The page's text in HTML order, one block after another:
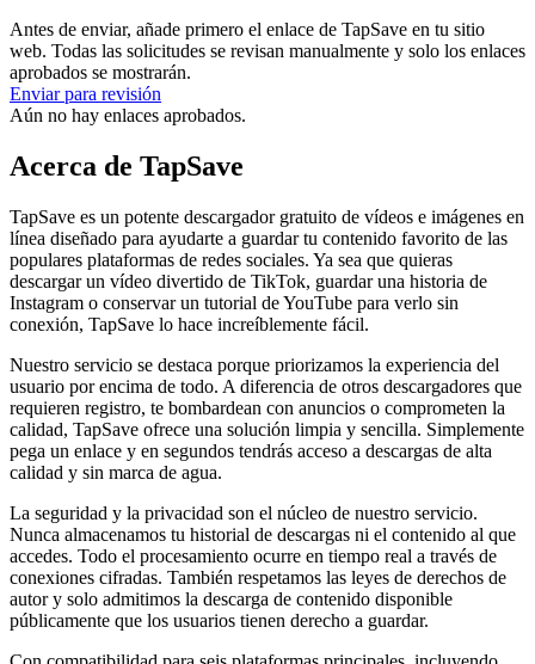
Antes de enviar, añade primero el enlace de TapSave en tu sitio
web. Todas las solicitudes se revisan manualmente y solo los enlaces
aprobados se mostrarán.
Enviar para revisión
Aún no hay enlaces aprobados.
Acerca de TapSave
TapSave es un potente descargador gratuito de vídeos e imágenes en
línea diseñado para ayudarte a guardar tu contenido favorito de las
populares plataformas de redes sociales. Ya sea que quieras
descargar un vídeo divertido de TikTok, guardar una historia de
Instagram o conservar un tutorial de YouTube para verlo sin
conexión, TapSave lo hace increíblemente fácil.
Nuestro servicio se destaca porque priorizamos la experiencia del
usuario por encima de todo. A diferencia de otros descargadores que
requieren registro, te bombardean con anuncios o comprometen la
calidad, TapSave ofrece una solución limpia y sencilla. Simplemente
pega un enlace y en segundos tendrás acceso a descargas de alta
calidad y sin marca de agua.
La seguridad y la privacidad son el núcleo de nuestro servicio.
Nunca almacenamos tu historial de descargas ni el contenido al que
accedes. Todo el procesamiento ocurre en tiempo real a través de
conexiones cifradas. También respetamos las leyes de derechos de
autor y solo admitimos la descarga de contenido disponible
públicamente que los usuarios tienen derecho a guardar.